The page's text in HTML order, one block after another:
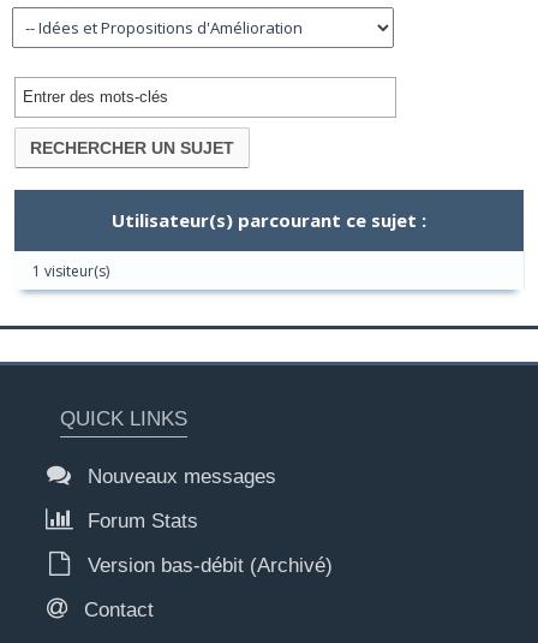
Utilisateur(s) parcourant ce sujet :
1 visiteur(s)
QUICK LINKS
Nouveaux messages
Forum Stats
Version bas-débit (Archivé)
Contact